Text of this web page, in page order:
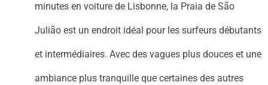
minutes en voiture de Lisbonne, la Praia de São
Julião est un endroit idéal pour les surfeurs débutants
et intermédiaires. Avec des vagues plus douces et une
ambiance plus tranquille que certaines des autres